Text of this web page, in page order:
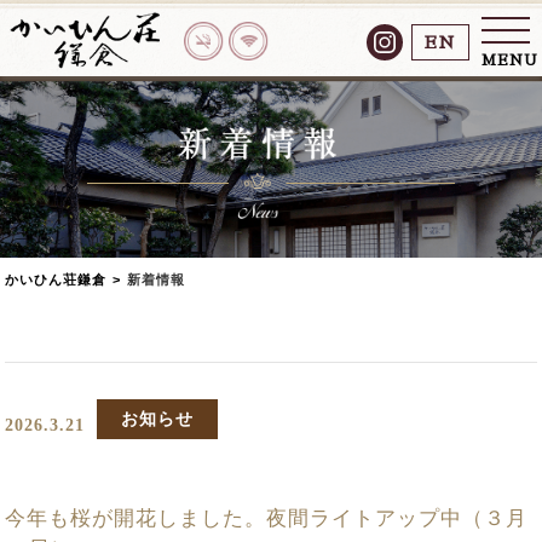
MENU
EN
かいひん荘鎌倉 > 新着情報
2026.3.21 お知らせ
今年も桜が開花しました。夜間ライトアップ中（３月